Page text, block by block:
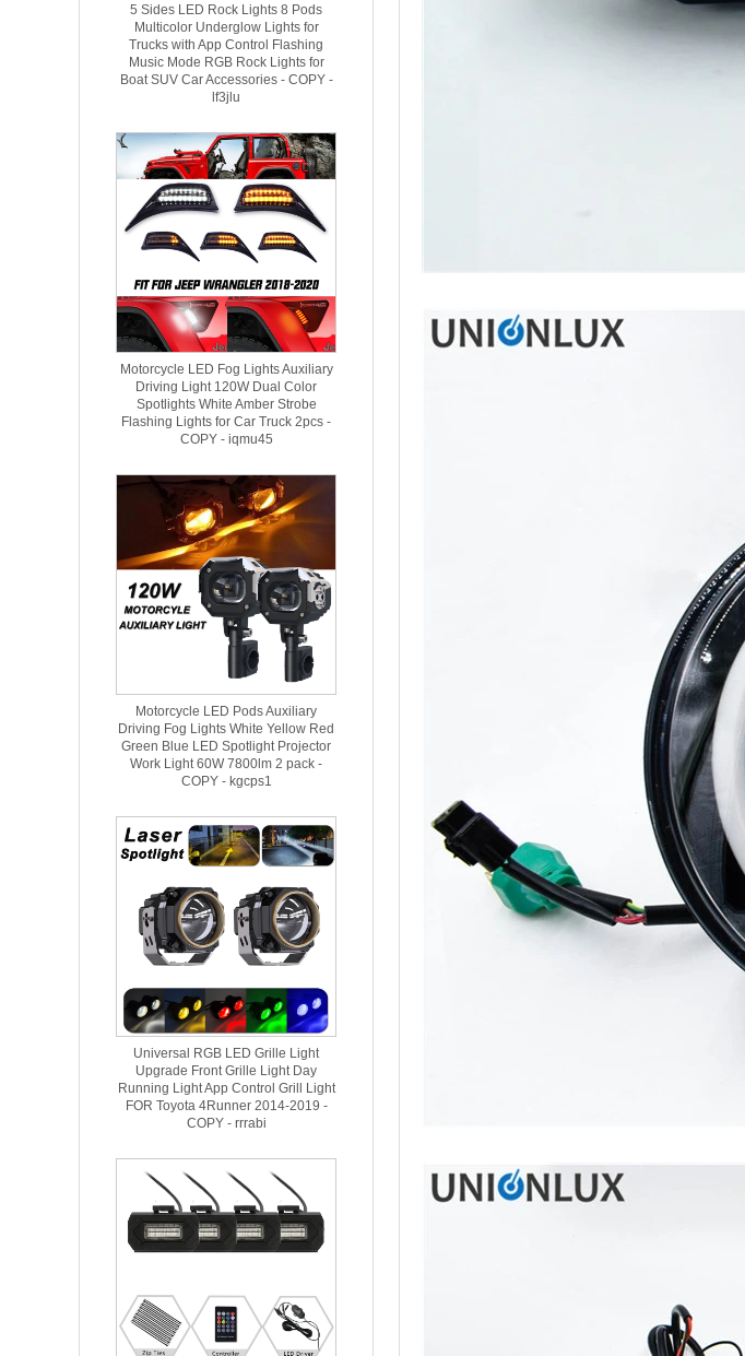
5 Sides LED Rock Lights 8 Pods
Multicolor Underglow Lights for
Trucks with App Control Flashing
Music Mode RGB Rock Lights for
Boat SUV Car Accessories - COPY -
lf3jlu
Motorcycle LED Fog Lights Auxiliary
Driving Light 120W Dual Color
Spotlights White Amber Strobe
Flashing Lights for Car Truck 2pcs -
COPY - iqmu45
Motorcycle LED Pods Auxiliary
Driving Fog Lights White Yellow Red
Green Blue LED Spotlight Projector
Work Light 60W 7800lm 2 pack -
COPY - kgcps1
Universal RGB LED Grille Light
Upgrade Front Grille Light Day
Running Light App Control Grill Light
FOR Toyota 4Runner 2014-2019 -
COPY - rrrabi